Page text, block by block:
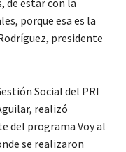
de estar con la
porque esa es la
presidente
Social del PRI
realizó
del programa Voy al
se realizaron